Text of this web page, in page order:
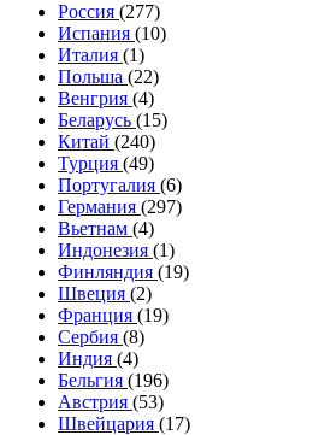
Россия (277)
Испания (10)
Италия (1)
Польша (22)
Венгрия (4)
Беларусь (15)
Китай (240)
Турция (49)
Португалия (6)
Германия (297)
Вьетнам (4)
Индонезия (1)
Финляндия (19)
Швеция (2)
Франция (19)
Сербия (8)
Индия (4)
Бельгия (196)
Австрия (53)
Швейцария (17)